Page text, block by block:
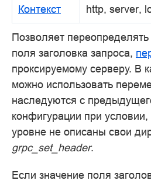
Контекст http, server,
Позволяет
поля заголовка запроса,
проксируемому серверу. В
можно использовать
наследуются с
конфигурации при
уровне не описаны свои
grpc_set_header.
Если значение поля